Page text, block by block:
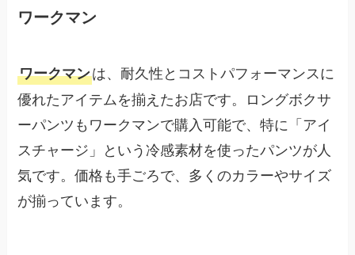
ワークマン
ワークマンは、耐久性とコストパフォーマンスに
優れたアイテムを揃えたお店です。ロングボクサ
ーパンツもワークマンで購入可能で、特に「アイ
スチャージ」という冷感素材を使ったパンツが人
気です。価格も手ごろで、多くのカラーやサイズ
が揃っています。